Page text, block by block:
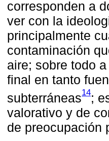
corresponden a
ver con la
principalmente
contaminación
aire; sobre todo
final en tanto
subterráneas14;
valorativo y de
de preocupación